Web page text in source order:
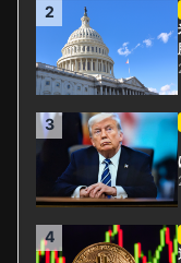
2
3
4